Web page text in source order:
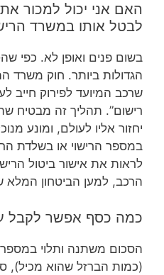
האם אני יכול למכור
לבטל אותו במשרד
בשום פנים ואופן לא. כפי
הגדולות ביותר. חוק משרד
שרכב המיועד לפירוק חייב
רישום”. תהליך זה מבטיח
יחזור אליו לעולם, ומונע
לראות את אישור ביטול
הרכב, למען הביטחון המלא
כמה כסף אפשר לקבל
הסכום משתנה ותלוי
(כמות הברזל שהוא מכיל),